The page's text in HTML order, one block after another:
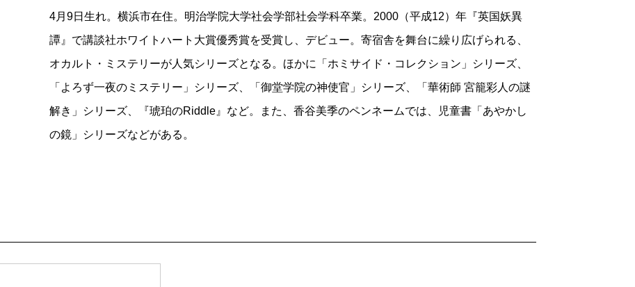
4月9日生れ。横浜市在住。明治学院大学社会学部社会学科卒業。2000（平成12）年『英国妖異
譚』で講談社ホワイトハート大賞優秀賞を受賞し、デビュー。寄宿舎を舞台に繰り広げられる、
オカルト・ミステリーが人気シリーズとなる。ほかに「ホミサイド・コレクション」シリーズ、
「よろず一夜のミステリー」シリーズ、「御堂学院の神使官」シリーズ、「華術師 宮籠彩人の謎
解き」シリーズ、『琥珀のRiddle』など。また、香谷美季のペンネームでは、児童書「あやかし
の鏡」シリーズなどがある。